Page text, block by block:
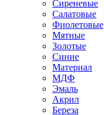
Сиреневые
Салатовые
Фиолетовые
Мятные
Золотые
Синие
Материал
МДФ
Эмаль
Акрил
Береза